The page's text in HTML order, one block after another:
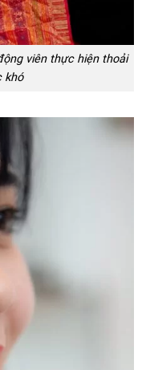
viên thực hiện thoải
khó